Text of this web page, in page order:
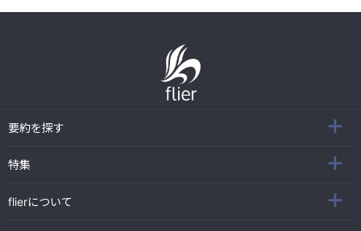
要約を探す
特集
flierについて